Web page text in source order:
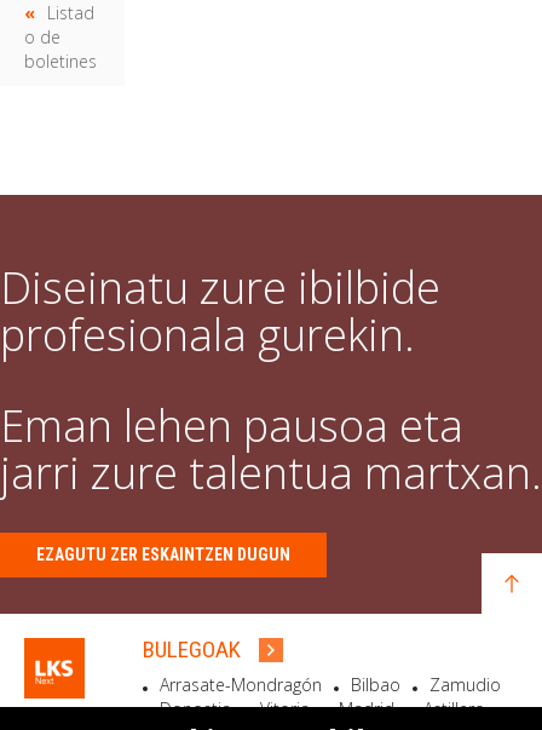
Listad
o de
boletines
Diseinatu zure ibilbide
profesionala gurekin.
Eman lehen pausoa eta
jarri zure talentua martxan.
EZAGUTU ZER ESKAINTZEN DUGUN
BULEGOAK
Arrasate-Mondragón Bilbao
Zamudio
Donostia
Vitoria Madrid
Astillero